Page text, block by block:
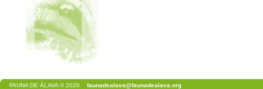
FAUNA DE ÁLAVA © 2026 faunadealava@faunadealava.org